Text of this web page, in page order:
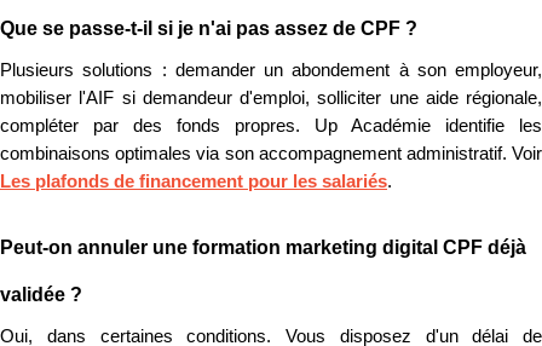
Que se passe-t-il si je n'ai pas assez de CPF ?
Plusieurs solutions : demander un abondement à son employeur,
mobiliser l'AIF si demandeur d'emploi, solliciter une aide régionale,
compléter par des fonds propres. Up Académie identifie les
combinaisons optimales via son accompagnement administratif. Voir
Les plafonds de financement pour les salariés.
Peut-on annuler une formation marketing digital CPF déjà
validée ?
Oui, dans certaines conditions. Vous disposez d'un délai de